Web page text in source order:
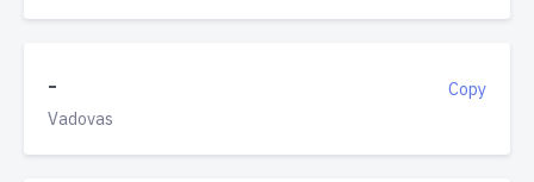
Copy
-
Vadovas